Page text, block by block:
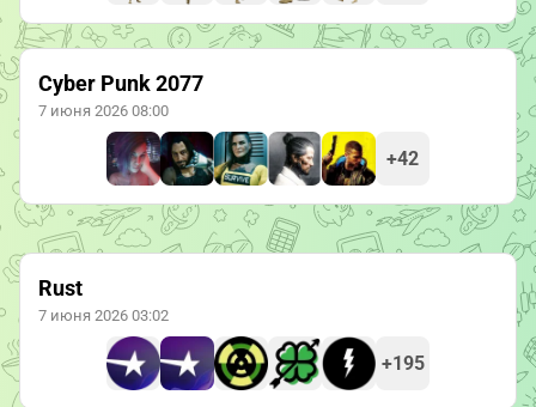
Cyber Punk 2077
7 июня 2026 08:00
+42
Rust
7 июня 2026 03:02
+195